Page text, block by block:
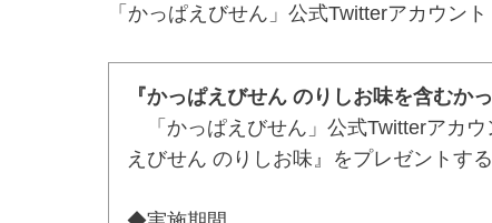
「かっぱえびせん」公式Twitterアカウント
『かっぱえびせん のりしお味を含むか
「かっぱえびせん」公式Twitterアカ
えびせん のりしお味』をプレゼントす